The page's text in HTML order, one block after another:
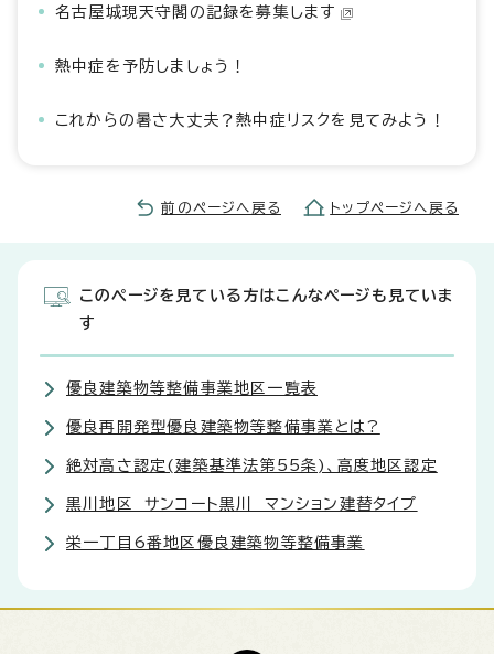
名古屋城現天守閣の記録を募集します
熱中症を予防しましょう！
これからの暑さ大丈夫？熱中症リスクを見てみよう！
前のページへ戻る トップページへ戻る
このページを見ている方はこんなページも見ていま
す
優良建築物等整備事業地区一覧表
優良再開発型優良建築物等整備事業とは?
絶対高さ認定(建築基準法第55条)、高度地区認定
黒川地区 サンコート黒川 マンション建替タイプ
栄一丁目6番地区優良建築物等整備事業